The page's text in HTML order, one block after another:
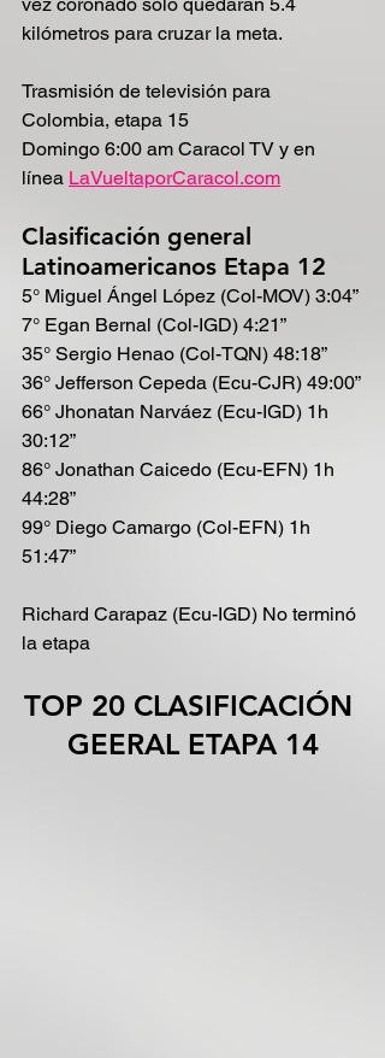
kilómetros para cruzar la meta.
Trasmisión de televisión para
Colombia, etapa 15
Domingo 6:00 am Caracol TV y en
línea LaVueltaporCaracol.com
Clasificación general
Latinoamericanos Etapa 12
5° Miguel Ángel López (Col-MOV) 3:04”
7° Egan Bernal (Col-IGD) 4:21”
35° Sergio Henao (Col-TQN) 48:18”
36° Jefferson Cepeda (Ecu-CJR) 49:00”
66° Jhonatan Narváez (Ecu-IGD) 1h
30:12”
86° Jonathan Caicedo (Ecu-EFN) 1h
44:28”
99° Diego Camargo (Col-EFN) 1h
51:47”
Richard Carapaz (Ecu-IGD) No terminó
la etapa
TOP 20 CLASIFICACIÓN
GEERAL ETAPA 14